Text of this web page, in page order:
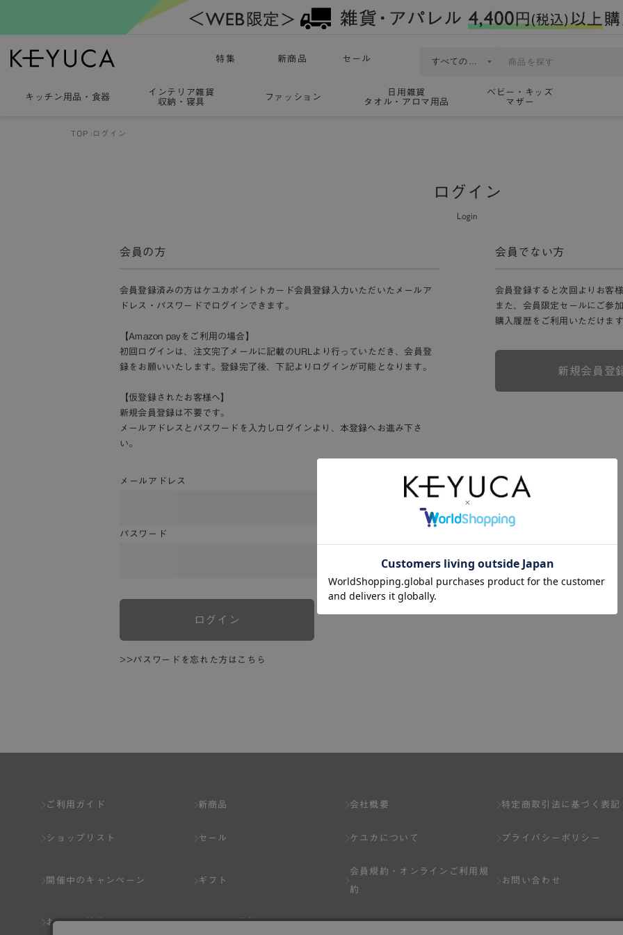
特集 新商品 セール
キッチン用品 ・ 食器
インテリア雑貨
収納・寝具
ファッション
日用雑貨
タオル・アロマ用品
ベビー・キッズ
マザー
TOP ログイン
ログイン
Login
会員の方
会員登録済みの方はケユカポイントカード会員登録入力いただいたメールア
ドレス・パスワードでログインできます。
【Amazon payをご利用の場合】
初回ログインは、注文完了メールに記載のURLより行っていただき、会員登
録をお願いいたします。登録完了後、下記よりログインが可能となります。
【仮登録されたお客様へ】
新規会員登録は不要です。
メールアドレスとパスワードを入力しログインより、本登録へお進み下さ
い。
メールアドレス
パスワード
ログイン
>>パスワードを忘れた方はこちら
会員でない方
会員登録すると次回よりお客
また、会員限定セールにご参
購入履歴をご利用いただけま
新規会員登
ご利用ガイド
ショップリスト
開催中のキャンペーン
おすすめ特集
新商品
セール
ギフト
スタッフ募集
会社概要
ケユカについて
会員規約・
オンラインご利用規
約
Q&A
特定商取引法に基づく表記
プライバシーポリシー
お問い合わせ